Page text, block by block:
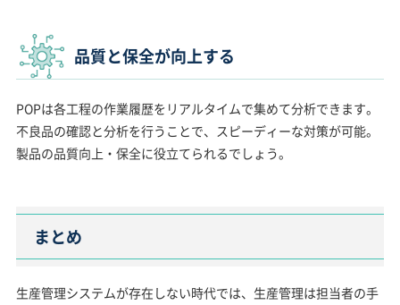
品質と保全が向上する
POPは各工程の作業履歴をリアルタイムで集めて分析できます。
不良品の確認と分析を行うことで、スピーディーな対策が可能。
製品の品質向上・保全に役立てられるでしょう。
まとめ
生産管理システムが存在しない時代では、生産管理は担当者の手